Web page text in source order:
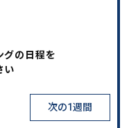
グの日程を
い
次の1週間